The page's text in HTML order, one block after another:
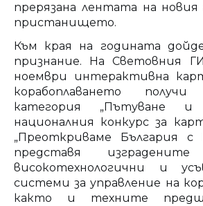
прерязана лентата на новия
пристанището.
Към края на годината
признание. На Световния
ноември интерактивна
корабоплаването
категория „Пътуване
националния конкурс за
„Преоткриваме България с
представя
високотехнологични и
системи за управление на
както и техните